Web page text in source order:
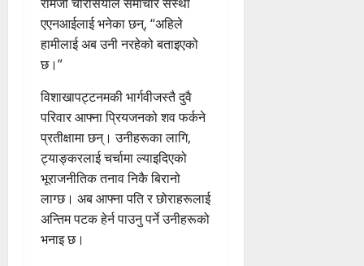
एएनआईलाई भनेका छन्, “अहिले
हामीलाई अब उनी नरहेको बताइएको
छ।”
विशाखापट्टनमकी भार्गवीजस्तै दुवै
परिवार आफ्ना प्रियजनको शव फर्कने
प्रतीक्षामा छन्। उनीहरूका लागि,
ट्याङ्करलाई चर्चामा ल्याइदिएको
भूराजनीतिक तनाव निकै बिरानो
लाग्छ। अब आफ्ना पति र छोराहरूलाई
अन्तिम पटक हेर्न पाउनु पर्ने उनीहरूको
भनाइ छ।